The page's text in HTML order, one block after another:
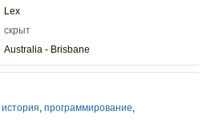
Leх
скрыт
Australia - Brisbane
история, программирование,